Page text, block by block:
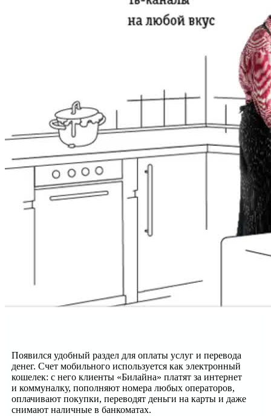
Появился удобный раздел для оплаты услуг и перевода
денег. Счет мобильного используется как электронный
кошелек: с него клиенты «Билайна» платят за интернет
и коммуналку, пополняют номера любых операторов,
оплачивают покупки, переводят деньги на карты и даже
снимают наличные в банкоматах.